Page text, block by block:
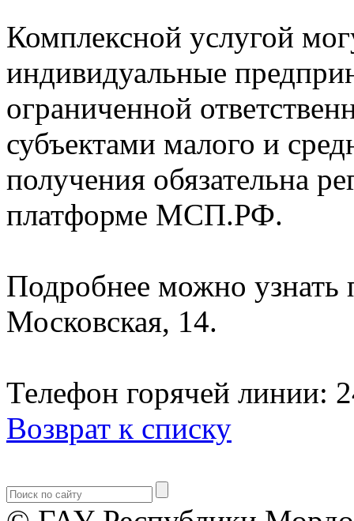
Комплексной услугой
индивидуальные
ограниченной
субъектами малого и
получения обязательна
платформе МСП.РФ.
Подробнее можно узнать
Московская, 14.
Телефон горячей линии:
Возврат к списку